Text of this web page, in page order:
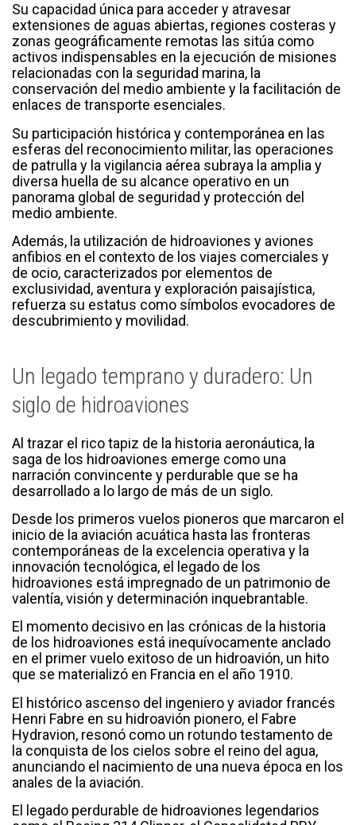
Su capacidad única para acceder y atravesar
extensiones de aguas abiertas, regiones costeras y
zonas geográficamente remotas las sitúa como
activos indispensables en la ejecución de misiones
relacionadas con la seguridad marina, la
conservación del medio ambiente y la facilitación de
enlaces de transporte esenciales.
Su participación histórica y contemporánea en las
esferas del reconocimiento militar, las operaciones
de patrulla y la vigilancia aérea subraya la amplia y
diversa huella de su alcance operativo en un
panorama global de seguridad y protección del
medio ambiente.
Además, la utilización de hidroaviones y aviones
anfibios en el contexto de los viajes comerciales y
de ocio, caracterizados por elementos de
exclusividad, aventura y exploración paisajística,
refuerza su estatus como símbolos evocadores de
descubrimiento y movilidad.
Un legado temprano y duradero: Un
siglo de hidroaviones
Al trazar el rico tapiz de la historia aeronáutica, la
saga de los hidroaviones emerge como una
narración convincente y perdurable que se ha
desarrollado a lo largo de más de un siglo.
Desde los primeros vuelos pioneros que marcaron el
inicio de la aviación acuática hasta las fronteras
contemporáneas de la excelencia operativa y la
innovación tecnológica, el legado de los
hidroaviones está impregnado de un patrimonio de
valentía, visión y determinación inquebrantable.
El momento decisivo en las crónicas de la historia
de los hidroaviones está inequívocamente anclado
en el primer vuelo exitoso de un hidroavión, un hito
que se materializó en Francia en el año 1910.
El histórico ascenso del ingeniero y aviador francés
Henri Fabre en su hidroavión pionero, el Fabre
Hydravion, resonó como un rotundo testamento de
la conquista de los cielos sobre el reino del agua,
anunciando el nacimiento de una nueva época en los
anales de la aviación.
El legado perdurable de hidroaviones legendarios